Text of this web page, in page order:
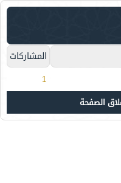
المشاركات
1
الصفحة